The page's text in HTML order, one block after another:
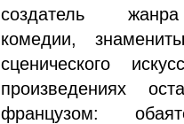
создатель
комедии,
сценического
произведениях
французом: